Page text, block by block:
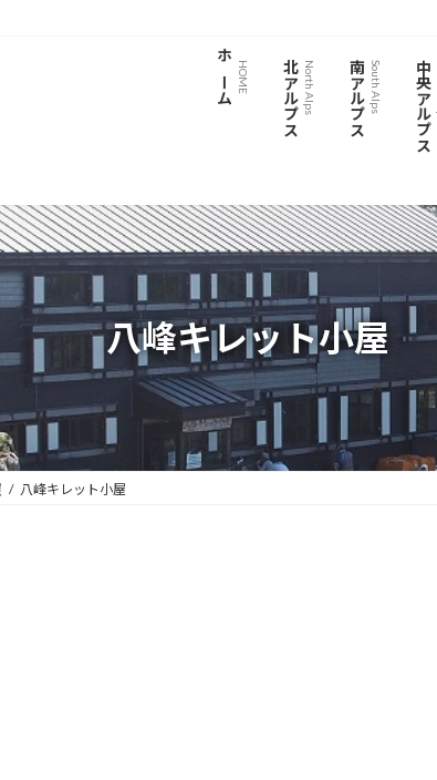
ホーム HOME 北アルプスNorth Alps 南アルプスSouth Alps 中央アルプス
八峰キレット小屋
八峰キレット小屋